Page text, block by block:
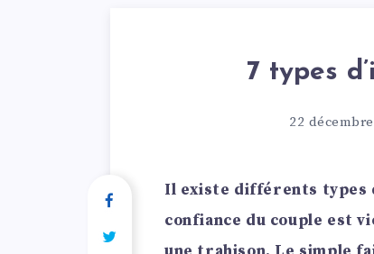
7 types
22
Il existe différents types
confiance du couple est